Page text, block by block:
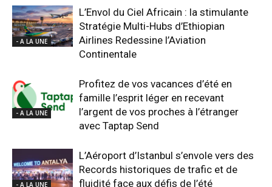
- A LA UNE
L’Envol du Ciel Africain : la stimulante
Stratégie Multi-Hubs d’Ethiopian
Airlines Redessine l’Aviation
Continentale
- A LA UNE
Profitez de vos vacances d’été en
famille l’esprit léger en recevant
l’argent de vos proches à l’étranger
avec Taptap Send
- A LA UNE
L’Aéroport d’Istanbul s’envole vers des
Records historiques de trafic et de
fluidité face aux défis de l’été